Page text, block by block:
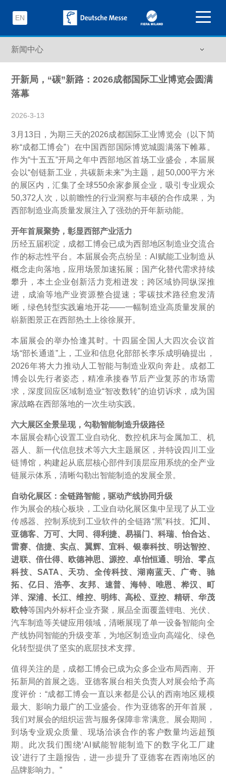
EN
开新局，“碳”新路：2026成都国际工业博览会圆满
落幕
2026-3-13
3月13日，为期三天的2026成都国际工业博览会（以下简
称“成都工博会”）在中国西部国际博览城圆满落下帷幕。
作为“十五五”开局之年中西部地区首场工业盛会，本届展
会以“创链新工业，共碳新未来”为主题，超50,000平方米
的展区内，汇集了全球550余家参展企业，吸引专业观众
50,372人次，以前瞻性的行业洞察与丰硕的合作成果，为
西部制造业高质量发展注入了强劲的开年新动能。
开年首展聚势，彰显西部产业活力
历经五届积淀，成都工博会已成为西部地区制造业交流合
作的标志性平台。本届展会亮点纷呈：AI赋能工业制造从
概念走向落地，应用场景加速拓展；国产化替代需求持续
攀升，本土企业创新活力竞相迸发；跨区域协同纵深推
进，成渝等地产业资源整合提速；零碳技术路径愈发清
晰，绿色转型实践遍地开花——一幅制造业高质量发展的
崭新图景正在西部热土上徐徐展开。
本届展会的举办恰逢其时。十四届全国人大四次会议首
场“部长通道”上，工业和信息化部部长李乐成明确提出，
2026年将大力推动人工智能与制造业双向奔赴。成都工
博会以先行者姿态，精准承接春节后产业复苏的市场需
求，深度回应区域制造业“智改数转”的迫切诉求，成为国
家战略在西部落地的一次生动实践。
六大展区全景呈现，勾勒智能制造升级路径
本届展会精心设置工业自动化、数控机床与金属加工、机
器人、新一代信息技术等六大主题展区，并特设四川工业
链博馆，构建起从底层核心部件到顶层应用系统的全产业
链展示体系，清晰勾勒出智能制造的发展全景。
自动化展区：全链路智能，驱动产线协同升级
作为展会的核心板块，工业自动化展区集中呈现了从工业
传感器、控制系统到工业软件的全链路“黑”科技。 汇川、
亚德客、万可、大同、得利捷、易福门、科瑞、怡合达、
雷赛、信捷、实点、翼辉、宜科、银泰科技、明达智控、
进联、倍仕得、欧德神思、源控、卓怡恒通、明治、零点
科技、SATA、天功、全传科技、湖南蓝天、广奇、驰
拓、亿日、浩亭、友邦、速普、海特、唯恩、桦汉、町
洋、深浦、长江、维控、明纬、高松、亚控、精研、华茂
欧特等国内外标杆企业齐聚，展品全面覆盖锂电、光伏、
汽车制造等关键应用领域，清晰展现了单一设备智能向全
产线协同智能的升级变革，为地区制造业向高端化、绿色
化转型提供了坚实的底层技术支撑。
值得关注的是，成都工博会已成为众多企业布局西南、开
拓新局的首展之选。亚德客展台相关负责人对展会给予高
度评价：“成都工博会一直以来都是公认的西南地区规模
最大、影响力最广的工业盛会。作为亚德客的开年首展，
我们对展会的组织运营与服务保障非常满意。展会期间，
到场专业观众质量、现场洽谈合作的客户数量均远超预
期。此次我们围绕‘AI赋能智能制造下的数字化工厂建
设’进行了主题报告，进一步提升了亚德客在西南地区的
品牌影响力。”